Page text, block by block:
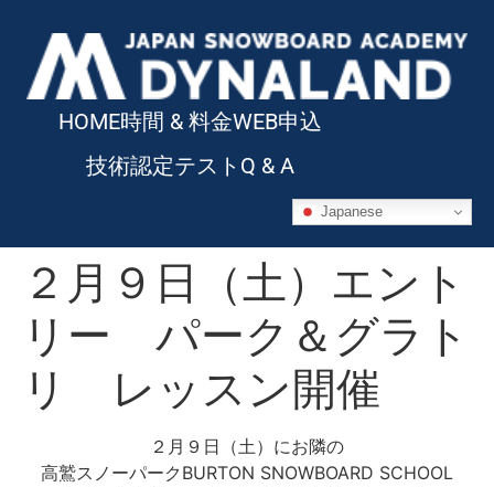
HOME時間 & 料金WEB申込
技術認定テスト Q & A
Japanese
２月９日（土）エント
リー パーク＆グラト
リ レッスン開催
２月９日（土）にお隣の
高鷲スノーパークBURTON SNOWBOARD SCHOOL